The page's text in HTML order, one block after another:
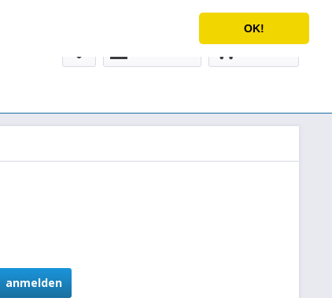
OK!
Deutsch Service/Hilfe
anmelden